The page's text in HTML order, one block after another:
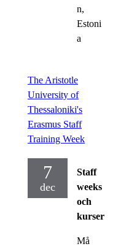
n,
Estoni
a
The Aristotle
University of
Thessaloniki's
Erasmus Staff
Training Week
7
dec
Staff
weeks
och
kurser
Må